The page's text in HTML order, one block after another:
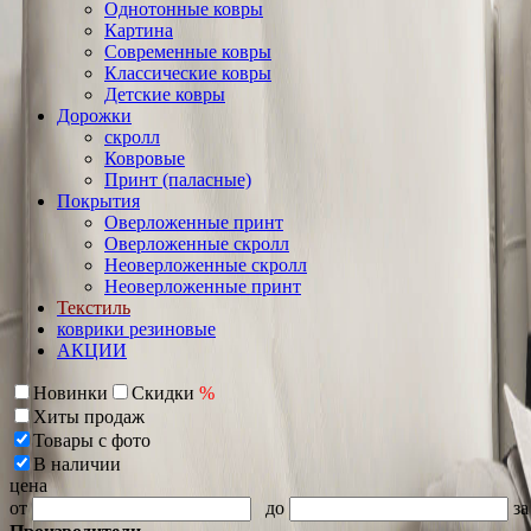
Однотонные ковры
Картина
Современные ковры
Классические ковры
Детские ковры
Дорожки
скролл
Ковровые
Принт (паласные)
Покрытия
Оверложенные принт
Оверложенные скролл
Неоверложенные скролл
Неоверложенные принт
Текстиль
коврики резиновые
АКЦИИ
Новинки Скидки %
Хиты продаж
Товары с фото
В наличии
цена
от
до